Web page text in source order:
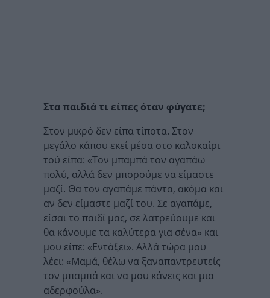
Στα παιδιά τι είπες όταν φύγατε;
Στον μικρό δεν είπα τίποτα. Στον
μεγάλο κάπου εκεί μέσα στο καλοκαίρι
τού είπα: «Τον μπαμπά τον αγαπάω
πολύ, αλλά δεν μπορούμε να είμαστε
μαζί. Θα τον αγαπάμε πάντα, ακόμα και
αν δεν είμαστε μαζί του. Σε αγαπάμε,
είσαι το παιδί μας, σε λατρεύουμε και
θα κάνουμε τα καλύτερα για σένα» και
μου είπε: «Εντάξει». Αλλά τώρα μου
λέει: «Μαμά, θέλω να ξαναπαντρευτείς
τον μπαμπά και να μου κάνεις και μια
αδερφούλα».